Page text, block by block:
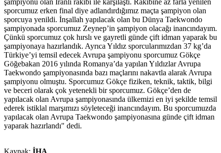
şampiyonu olan İranlı rakibi ile karşılaştı. Rakibine az farla yenilen
sporcumuz erken final diye adlandırdığımız maçta şampiyon olan
sporcuya yenildi. İnşallah yapılacak olan bu Dünya Taekwondo
şampiyonada sporcumuz Zeynep’in şampiyon olacağı inancındayım.
Çünkü sporcumuz çok hırslı ve gayretli günde çift idman yaparak bu
şampiyonaya hazırlandık. Ayrıca Yıldız sporcularımızdan 37 kg’da
Türkiye’yi temsil edecek Avrupa şampiyonu sporcumuz Gökçe
Göğebakan 2016 yılında Romanya’da yapılan Yıldızlar Avrupa
Taekwondo şampiyonasında bazı maçlarını nakavtla alarak Avrupa
şampiyonu olmuştu. Sporcumuz Gökçe fiziken, teknik, taktik, bilgi
ve beceri olarak çok yetenekli bir sporcumuz. Gökçe’den de
yapılacak olan Avrupa şampiyonasında ülkemizi en iyi şekilde temsil
ederek istiklal marşımızı söyleteceği inancındayım. Bu sporcumuzda
yapılacak olan Avrupa Taekwondo şampiyonasına günde çift idman
yaparak hazırlandı" dedi.